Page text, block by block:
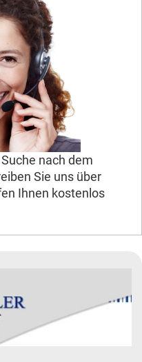
nach dem
Sie uns über
Ihnen kostenlos